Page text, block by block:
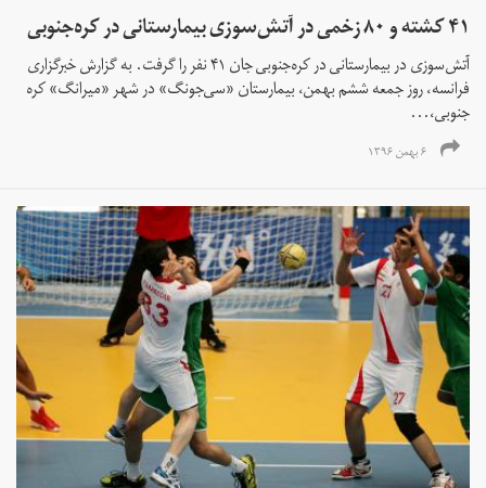
۴۱ کشته و ۸۰ زخمی در آتش‌سوزی بیمارستانی در کره‌جنوبی
آتش‌سوزی در بیمارستانی در کره‌جنوبی جان ۴۱ نفر را گرفت. به گزارش خبرگزاری
فرانسه، روز جمعه ششم بهمن، بیمارستان «سی‌جونگ» در شهر «میرانگ» کره
جنوبی،...
۶ بهمن ۱۳۹۶